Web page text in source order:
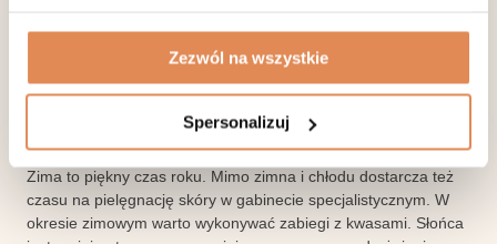
Zezwól na wszystkie
Spersonalizuj
być chroniony. Ciepłe czapki to ochrona dla głowy i włosów.
Pamiętaj, że zdrowie i ładny wygląd zaczynają się w środku
Twojego organizmu. Pamiętaj o zrównoważonej diecie.
omega 3 i 6, witaminy A, E, D, C, K, kwas foliowy, witaminy z
grupy B, wapń, magnez, żelazo i cynk, skwalen.
Zima to piękny czas roku. Mimo zimna i chłodu dostarcza też
czasu na pielęgnację skóry w gabinecie specjalistycznym. W
okresie zimowym warto wykonywać zabiegi z kwasami. Słońca